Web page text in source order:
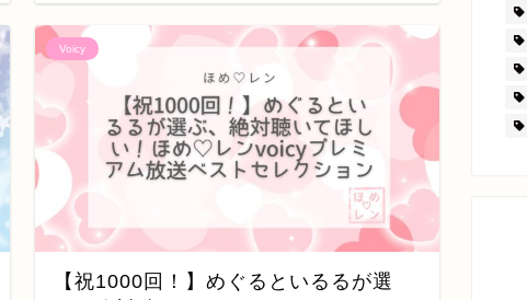
Voicy
【祝1000回！】めぐるといるるが選